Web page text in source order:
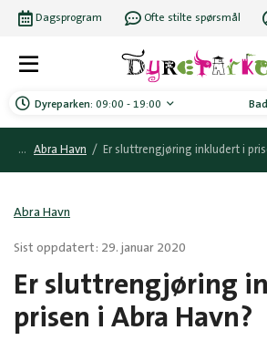
Dyreparken: 09:00 - 19:00
Dagsprogram Ofte stilte spørsmål
Abra Havn / Er sluttrengjøring inkludert i
Abra Havn
Sist oppdatert: 29. januar 2020
Er sluttrengjøring
prisen i Abra Havn?